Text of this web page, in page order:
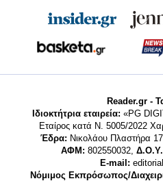
Reader.gr -
Ιδιοκτήτρια εταιρεία: «PG
Εταίρος κατά Ν. 5005/2022
Έδρα: Νικολάου Πλαστήρα
ΑΦΜ: 802550032,
E-mail:
Νόμιμος Εκπρόσωπος/